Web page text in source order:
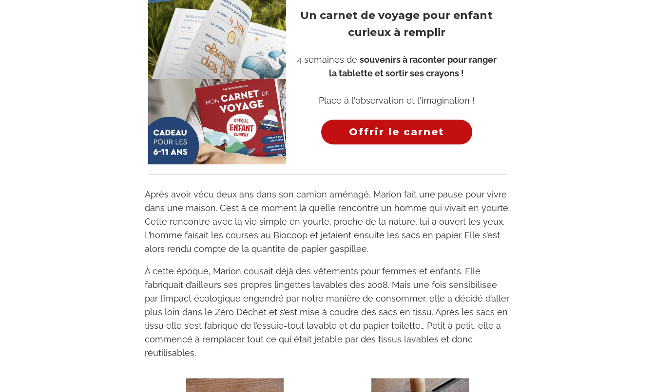
Un carnet de voyage pour enfant
curieux à remplir
4 semaines de souvenirs à raconter pour ranger
la tablette et sortir ses crayons !
Place à l'observation et l'imagination !
Offrir le carnet
Après avoir vécu deux ans dans son camion aménagé, Marion fait une pause pour vivre
dans une maison. C’est à ce moment là qu’elle rencontre un homme qui vivait en yourte.
Cette rencontre avec la vie simple en yourte, proche de la nature, lui a ouvert les yeux.
L’homme faisait les courses au Biocoop et jetaient ensuite les sacs en papier. Elle s’est
alors rendu compte de la quantité de papier gaspillée.
À cette époque, Marion cousait déjà des vêtements pour femmes et enfants. Elle
fabriquait d’ailleurs ses propres lingettes lavables dès 2008. Mais une fois sensibilisée
par l’impact écologique engendré par notre manière de consommer, elle a décidé d’aller
plus loin dans le Zéro Déchet et s’est mise à coudre des sacs en tissu. Après les sacs en
tissu elle s’est fabriqué de l’essuie-tout lavable et du papier toilette… Petit à petit, elle a
commencé à remplacer tout ce qui était jetable par des tissus lavables et donc
réutilisables.